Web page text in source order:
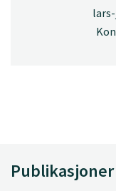
Publikasjoner